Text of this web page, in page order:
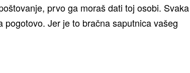
prvo ga moraš dati toj osobi. Svaka
Jer je to bračna saputnica vašeg